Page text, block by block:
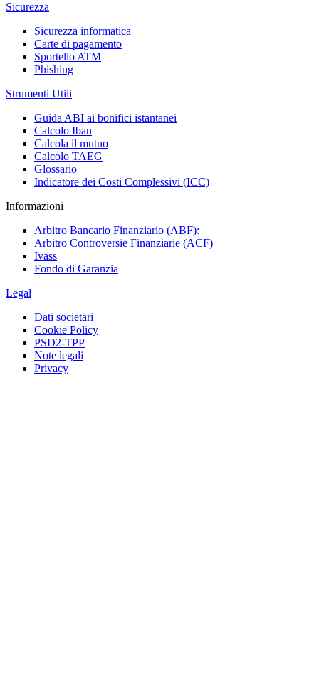
Sicurezza
Sicurezza informatica
Carte di pagamento
Sportello ATM
Phishing
Strumenti Utili
Guida ABI ai bonifici istantanei
Calcolo Iban
Calcola il mutuo
Calcolo TAEG
Glossario
Indicatore dei Costi Complessivi (ICC)
Informazioni
Arbitro Bancario Finanziario (ABF):
Arbitro Controversie Finanziarie (ACF)
Ivass
Fondo di Garanzia
Legal
Dati societari
Cookie Policy
PSD2-TPP
Note legali
Privacy